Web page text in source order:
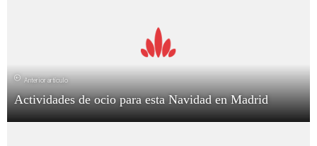
Anterior artículo
Actividades de ocio para esta Navidad en Madrid